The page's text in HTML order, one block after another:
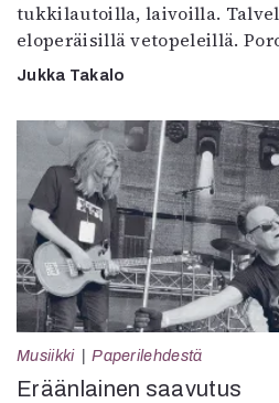
tukkilautoilla, laivoilla.
eloperäisillä vetopeleillä.
Jukka Takalo
Musiikki Paperilehdestä
Eräänlainen saavutus